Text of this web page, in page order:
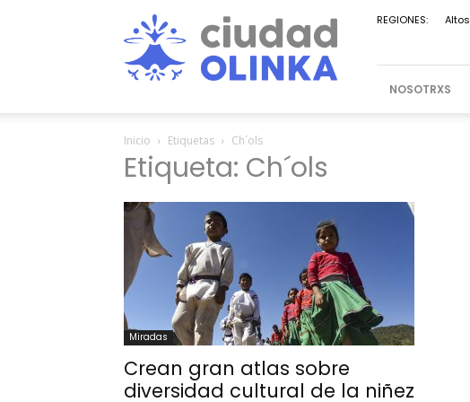
Ciudad
Olinka
REGIONES: Altos
NOSOTRXS
Inicio Etiquetas Ch´ols
Etiqueta: Ch´ols
Miradas
Crean gran atlas sobre
diversidad cultural de la niñez